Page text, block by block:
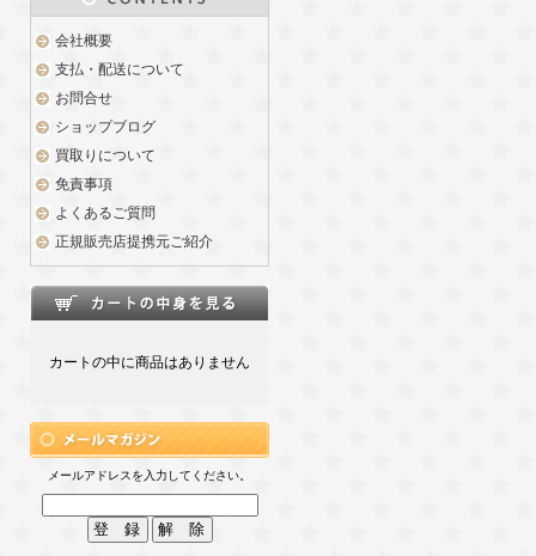
会社概要
支払・配送について
お問合せ
ショップブログ
買取りについて
免責事項
よくあるご質問
正規販売店提携元ご紹介
カートの中に商品はありません
メールアドレスを入力してください。